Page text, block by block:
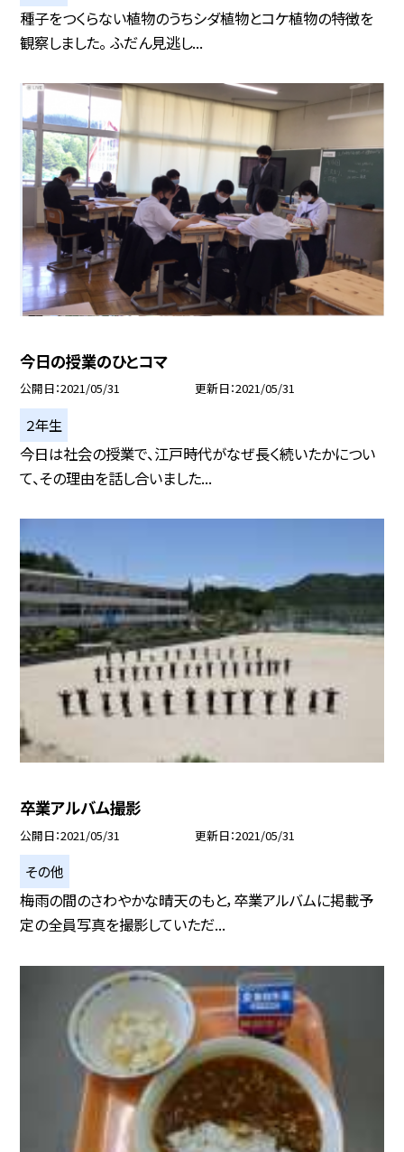
種子をつくらない植物のうちシダ植物とコケ植物の特徴を
観察しました。 ふだん見逃し...
今日の授業のひとコマ
公開日 2021/05/31 更新日 2021/05/31
２年生
今日は社会の授業で、江戸時代がなぜ長く続いたかについ
て、その理由を話し合いました...
卒業アルバム撮影
公開日 2021/05/31 更新日 2021/05/31
その他
梅雨の間のさわやかな晴天のもと，卒業アルバムに掲載予
定の全員写真を撮影していただ...